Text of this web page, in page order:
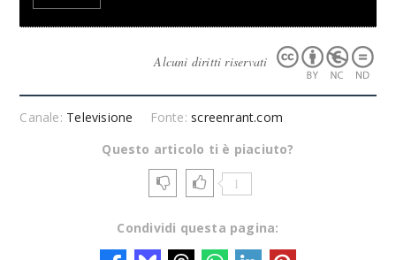
Alcuni diritti riservati
Canale: Televisione Fonte: screenrant.com
Questo articolo ti è piaciuto?
1
Condividi questa pagina: